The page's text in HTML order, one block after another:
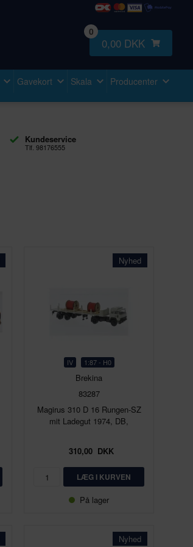
0
0,00 DKK
Gavekort Skala Producenter
Kundeservice
Tlf. 98176555
Nyhed
IV 1:87 - H0
Brekina
83287
Magirus 310 D 16 Rungen-SZ
mit Ladegut 1974, DB,
310,00 DKK
På lager
Nyhed